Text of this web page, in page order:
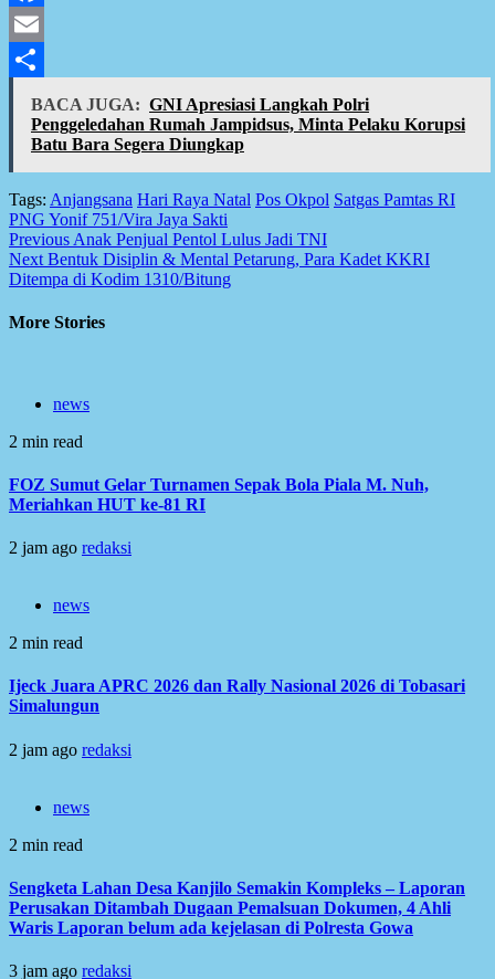
Facebook
Email
Share
BACA JUGA: GNI Apresiasi Langkah Polri
Penggeledahan Rumah Jampidsus, Minta Pelaku Korupsi
Batu Bara Segera Diungkap
Tags: Anjangsana Hari Raya Natal Pos Okpol Satgas Pamtas RI
PNG Yonif 751/Vira Jaya Sakti
Post
navigation
Previous Anak Penjual Pentol Lulus Jadi TNI
Next Bentuk Disiplin & Mental Petarung, Para Kadet KKRI
Ditempa di Kodim 1310/Bitung
More Stories
news
2 min read
FOZ Sumut Gelar Turnamen Sepak Bola Piala M. Nuh,
Meriahkan HUT ke-81 RI
2 jam ago redaksi
news
2 min read
Ijeck Juara APRC 2026 dan Rally Nasional 2026 di Tobasari
Simalungun
2 jam ago redaksi
news
2 min read
Sengketa Lahan Desa Kanjilo Semakin Kompleks – Laporan
Perusakan Ditambah Dugaan Pemalsuan Dokumen, 4 Ahli
Waris Laporan belum ada kejelasan di Polresta Gowa
3 jam ago redaksi